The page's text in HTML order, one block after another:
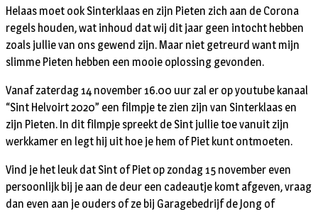
Helaas moet ook Sinterklaas en zijn Pieten zich aan de Corona
regels houden, wat inhoud dat wij dit jaar geen intocht hebben
zoals jullie van ons gewend zijn. Maar niet getreurd want mijn
slimme Pieten hebben een mooie oplossing gevonden.
Vanaf zaterdag 14 november 16.00 uur zal er op youtube kanaal
“Sint Helvoirt 2020” een filmpje te zien zijn van Sinterklaas en
zijn Pieten. In dit filmpje spreekt de Sint jullie toe vanuit zijn
werkkamer en legt hij uit hoe je hem of Piet kunt ontmoeten.
Vind je het leuk dat Sint of Piet op zondag 15 november even
persoonlijk bij je aan de deur een cadeautje komt afgeven, vraag
dan even aan je ouders of ze bij Garagebedrijf de Jong of